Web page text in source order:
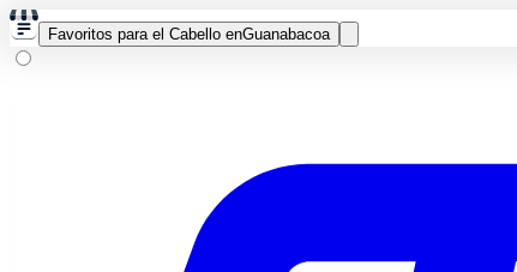
Favoritos para el Cabello enGuanabacoa